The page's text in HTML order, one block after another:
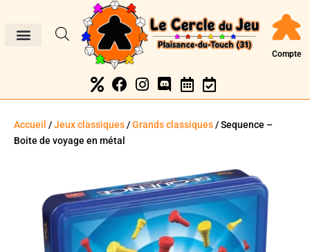
Compte
Accueil /Jeux classiques/Grands classiques/ Sequence –
Boite de voyage en métal